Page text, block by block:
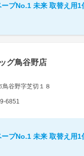
ープNo.1 未来 取替え用
グ鳥谷野店
鳥谷野字芝切１８
6851
ープNo.1 未来 取替え用